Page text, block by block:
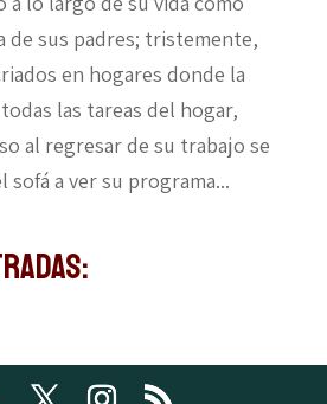
de sus padres; tristemente,
en hogares donde la
las tareas del hogar,
al regresar de su trabajo se
sofá a ver su programa...